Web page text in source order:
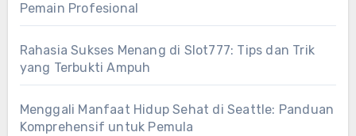
Pemain Profesional
Rahasia Sukses Menang di Slot777: Tips dan Trik
yang Terbukti Ampuh
Menggali Manfaat Hidup Sehat di Seattle: Panduan
Komprehensif untuk Pemula